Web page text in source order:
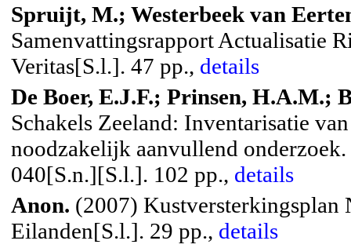
Spruijt, M.; Westerbeek van
Samenvattingsrapport Actualisatie
Veritas[S.l.]. 47 pp., details
De Boer, E.J.F.; Prinsen, H.A.M.;
Schakels Zeeland: Inventarisatie
noodzakelijk aanvullend onderzoek.
040[S.n.][S.l.]. 102 pp., details
Anon. (2007) Kustversterkingsplan
Eilanden[S.l.]. 29 pp., details